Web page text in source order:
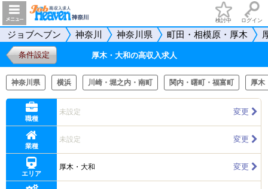
検討中 ログイン
ジョブヘブン 神奈川 神奈川県 町田・相模原・厚木
条件設定 厚木・大和の高収入求人
神奈川県 横浜 川崎・堀之内・南町 関内・曙町・福富町 厚木
職種
未設定 変更
業種
未設定 変更
エリア
厚木・大和 変更